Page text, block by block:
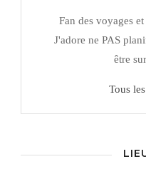
Fan des voyages
J'adore ne PAS
être
Tous